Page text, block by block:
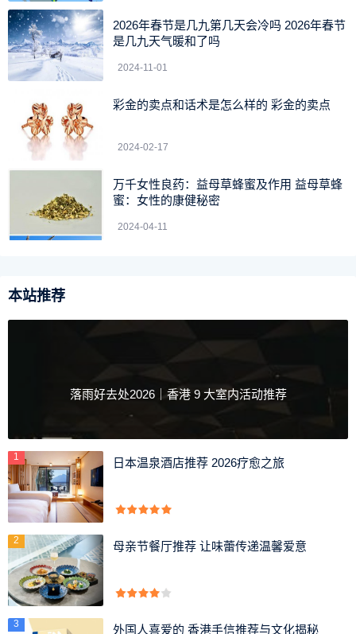
2026年春节是几九第几天会冷吗 2026年春节
是几九天气暖和了吗
2024-11-01
彩金的卖点和话术是怎么样的 彩金的卖点
2024-02-17
万千女性良药：益母草蜂蜜及作用 益母草蜂
蜜：女性的康健秘密
2024-04-11
本站推荐
落雨好去处2026｜香港 9 大室内活动推荐
1 日本温泉酒店推荐 2026疗愈之旅
2 母亲节餐厅推荐 让味蕾传递温馨爱意
3 外国人喜爱的 香港手信推荐与文化揭秘